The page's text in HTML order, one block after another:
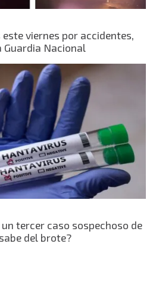
viernes por accidentes,
Guardia Nacional
tercer caso sospechoso de
del brote?